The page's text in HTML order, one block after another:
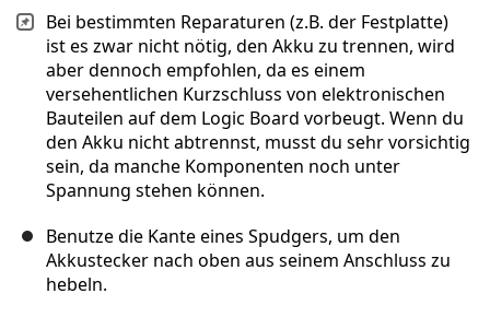
Bei bestimmten Reparaturen (z.B. der Festplatte)
ist es zwar nicht nötig, den Akku zu trennen, wird
aber dennoch empfohlen, da es einem
versehentlichen Kurzschluss von elektronischen
Bauteilen auf dem Logic Board vorbeugt. Wenn du
den Akku nicht abtrennst, musst du sehr vorsichtig
sein, da manche Komponenten noch unter
Spannung stehen können.
Benutze die Kante eines Spudgers, um den
Akkustecker nach oben aus seinem Anschluss zu
hebeln.